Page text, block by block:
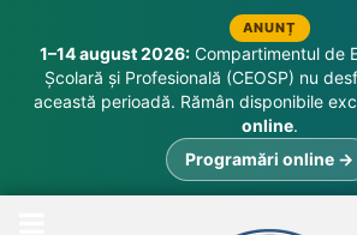
ANUNȚ
1–14 august 2026:Compartimentul de
Școlară și Profesională (CEOSP) nu
această perioadă. Rămân disponibile
online.
Programări online →